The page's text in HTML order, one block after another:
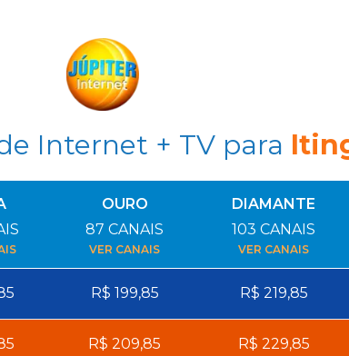
Internet + TV para
OURO
87 CANAIS
VER CANAIS
DIAMANTE
103 CANAIS
VER CANAIS
R$ 199,85 R$ 219,85
R$ 209,85 R$ 229,85